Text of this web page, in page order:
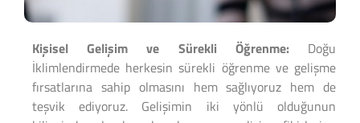
Kişisel Gelişim ve Sürekli Öğrenme:Doğu
İklimlendirmede herkesin sürekli öğrenme ve gelişme
fırsatlarına sahip olmasını hem sağlıyoruz hem de
teşvik ediyoruz. Gelişimin iki yönlü olduğunun